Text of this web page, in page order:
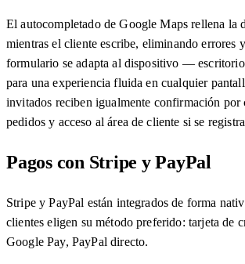
El autocompletado de Google Maps rellena la
mientras el cliente escribe, eliminando errores
formulario se adapta al dispositivo —
para una experiencia fluida en cualquier
invitados reciben igualmente confirmación por
pedidos y acceso al área de cliente si se
Pagos con Stripe y PayPal
Stripe y PayPal están integrados de forma
clientes eligen su método preferido: tarjeta de
Google Pay, PayPal directo.